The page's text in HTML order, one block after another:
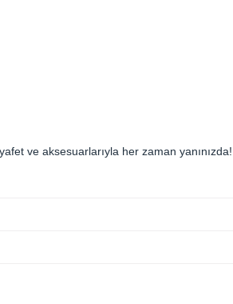
ve aksesuarlarıyla her zaman yanınızda!